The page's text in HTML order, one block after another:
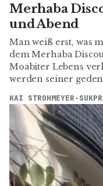
Merhaba
und Abend
Man weiß erst, was
dem Merhaba
Moabiter Lebens
werden seiner
KAI STROHMEYER-